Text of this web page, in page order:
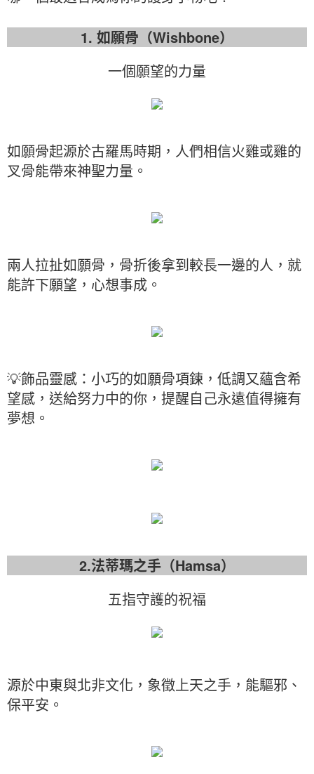
1. 如願骨（Wishbone）
一個願望的力量
如願骨起源於古羅馬時期，人們相信火雞或雞的
叉骨能帶來神聖力量。
兩人拉扯如願骨，骨折後拿到較長一邊的人，就
能許下願望，心想事成。
💡飾品靈感：小巧的如願骨項鍊，低調又蘊含希
望感，送給努力中的你，提醒自己永遠值得擁有
夢想。
2.法蒂瑪之手（Hamsa）
五指守護的祝福
源於中東與北非文化，象徵上天之手，能驅邪、
保平安。